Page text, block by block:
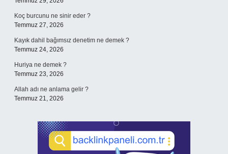
Koç burcunu ne sinir eder ?
Temmuz 27, 2026
Kayık dahil bağımsız denetim ne demek ?
Temmuz 24, 2026
Huriya ne demek ?
Temmuz 23, 2026
Allah adı ne anlama gelir ?
Temmuz 21, 2026